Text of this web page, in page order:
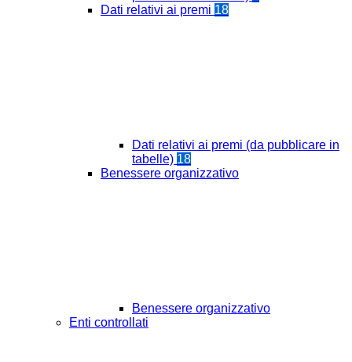
Dati relativi ai premi 18
Dati relativi ai premi (da pubblicare in
tabelle) 18
Benessere organizzativo
Benessere organizzativo
Enti controllati